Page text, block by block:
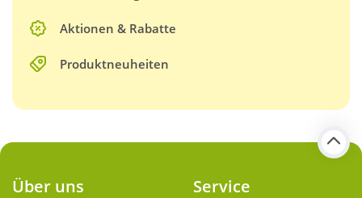
Aktionen & Rabatte
Produktneuheiten
Über uns Service